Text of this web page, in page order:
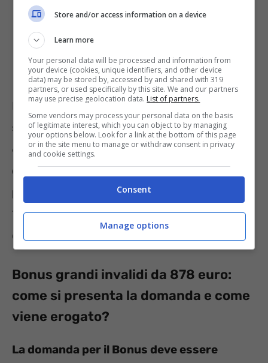
cosce, per la quale non è possibile
installare protesi.
Per l’erogazione del Bonus grandi invalidi,
sono stati stanziati, nel 2023, 5 milioni e
65.901 euro.Il pagamento degli 878 euro è
disposto sulla base di un preciso ordine di
priorità
, prima ai grandi invalidi affetti da
“
super invalidità” e, poi, a seconda della data
di presentazione delle domande.
Bonus grandi invalidi da 878 euro:
come si presenta la domanda e come
viene erogato?
La domanda per il Bonus deve essere
Store and/or access information on a device
Learn more
Your personal data will be processed and information from
your device (cookies, unique identifiers, and other device
data) may be stored by, accessed by and shared with 319
partners, or used specifically by this site. We and our partners
may use precise geolocation data. List of partners.
Some vendors may process your personal data on the basis
of legitimate interest, which you can object to by managing
your options below. Look for a link at the bottom of this page
or in the site menu to manage or withdraw consent in privacy
and cookie settings.
Consent
Manage options